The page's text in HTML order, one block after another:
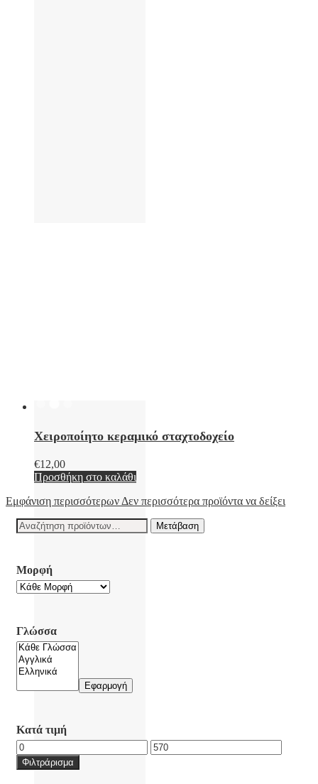
Χειροποίητο κεραμικό σταχτοδοχείο
€12,00
Προσθήκη στο καλάθι
Εμφάνιση περισσότερων Δεν περισσότερα προϊόντα να δείξει
Αναζήτηση
για:
Μετάβαση
Μορφή
Γλώσσα
Εφαρμογή
Κατά τιμή
Ελάχιστη
τιμή
Μέγιστη
τιμή
Φιλτράρισμα